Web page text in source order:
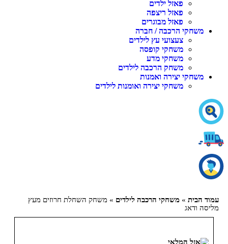
פאזל ילדים
פאזל ריצפה
פאזל מבוגרים
משחקי הרכבה / חברה
צעצועי עץ לילדים
משחקי קופסה
משחקי מדע
משחק הרכבה לילדים
משחקי יצירה ואמנות
משחקי יצירה ואומנות לילדים
עמוד הבית » משחקי הרכבה לילדים » משחק השחלת חרוזים מעץ
מליסה ודאג